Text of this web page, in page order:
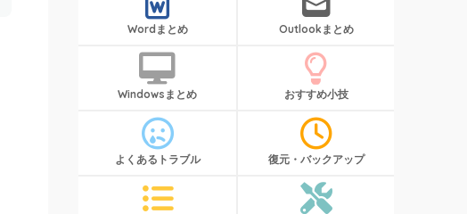
Wordまとめ Outlookまとめ
Windowsまとめ おすすめ小技
よくあるトラブル 復元・バックアップ